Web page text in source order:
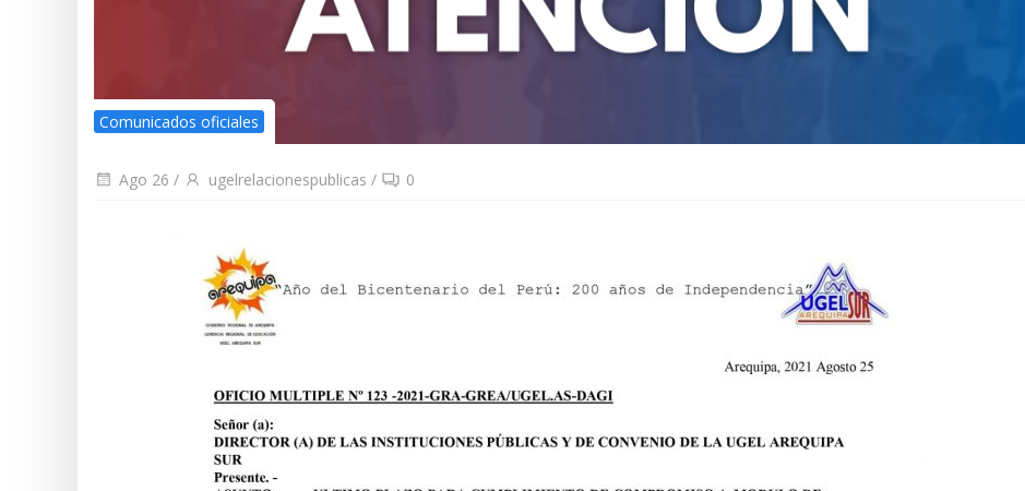
Comunicados oficiales
Ago 26 / ugelrelacionespublicas / 0